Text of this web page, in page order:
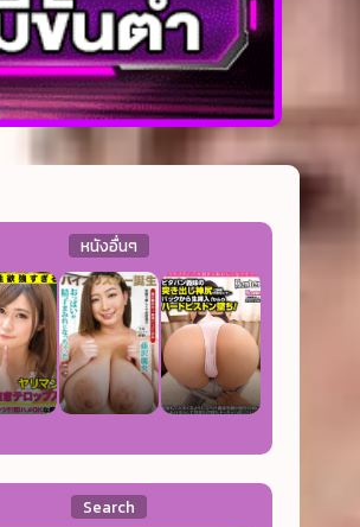
หนังอื่นๆ
Search